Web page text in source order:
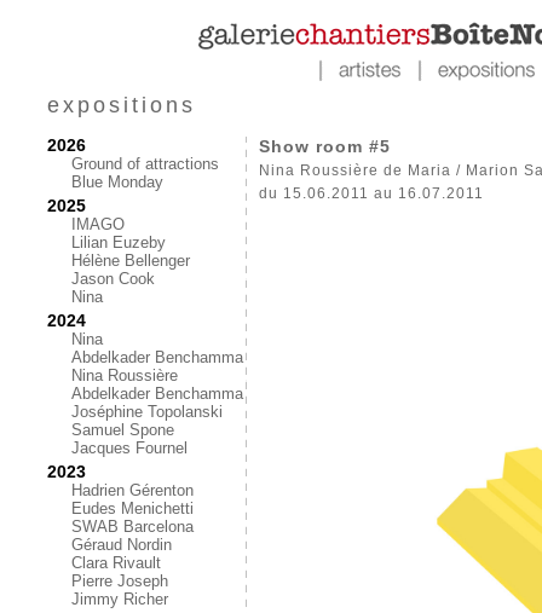
expositions
2026
Ground of attractions
Blue Monday
2025
IMAGO
Lilian Euzeby
Hélène Bellenger
Jason Cook
Nina
2024
Nina
Abdelkader Benchamma
Nina Roussière
Abdelkader Benchamma
Joséphine Topolanski
Samuel Spone
Jacques Fournel
2023
Hadrien Gérenton
Eudes Menichetti
SWAB Barcelona
Géraud Nordin
Clara Rivault
Pierre Joseph
Jimmy Richer
Show room #5
Nina Roussière de Maria / Marion
du 15.06.2011 au 16.07.2011